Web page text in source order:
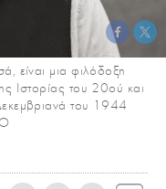
είναι μια φιλόδοξη
Ιστορίας του 20ού και
του 1944